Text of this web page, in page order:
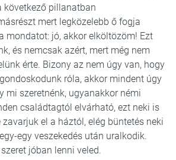
következő pillanatban
mert legközelebb ő fogja
mondatot: jó, akkor elköltözöm! Ezt
és nemcsak azért, mert még nem
érte. Bizony az nem úgy van, hogy
róla, akkor mindent úgy
mi szeretnénk, ugyanakkor némi
családtagtól elvárható, ezt neki is
zavarjuk el a háztól, elég büntetés neki
egy veszekedés után uralkodik.
jóban lenni veled.